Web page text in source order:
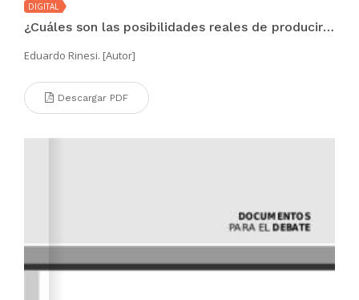
DIGITAL
¿Cuáles son las posibilidades reales de producir una interacción transformadora entre Universidad y Sociedad?
Eduardo Rinesi. [Autor]
Descargar PDF